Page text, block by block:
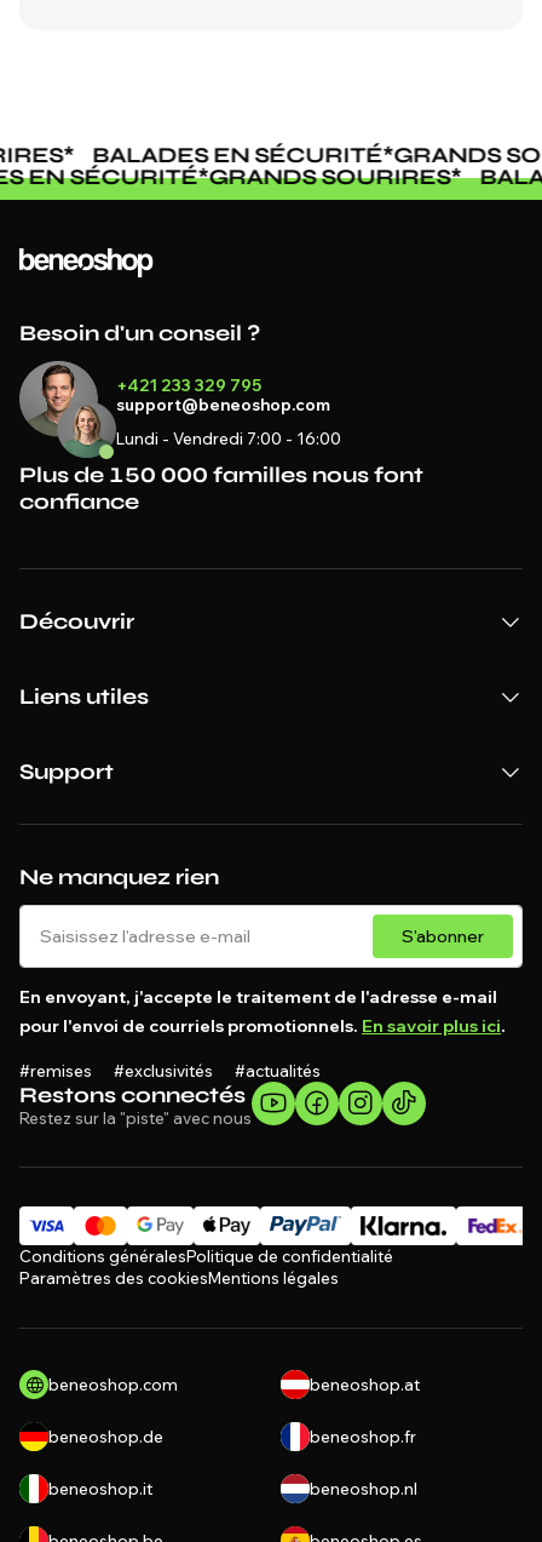
* BALADES EN SÉCURITÉ*GRANDS
EN SÉCURITÉ*GRANDS SOURIRES*
Restons connectés
Restez sur la "piste" avec nous
Ne manquez rien
S'abonner
En envoyant, j'accepte le traitement de l'adresse e-mail
pour l'envoi de courriels promotionnels. En savoir plus ici.
#remises #exclusivités #actualités
Besoin d'un conseil ?
+421 233 329 795
support@beneoshop.com
Lundi - Vendredi 7:00 - 16:00
Plus de 150 000 familles nous font
confiance
Découvrir
Liens utiles
Support
Conditions généralesPolitique de confidentialité
Paramètres des cookiesMentions légales
beneoshop.com beneoshop.at
beneoshop.de beneoshop.fr
beneoshop.it beneoshop.nl